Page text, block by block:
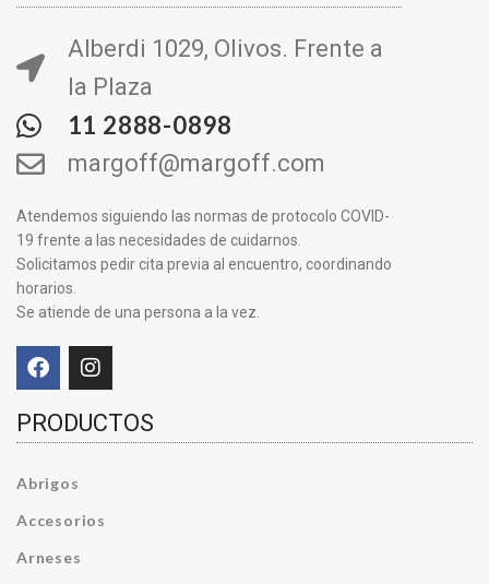
Alberdi 1029, Olivos. Frente a
la Plaza
11 2888-0898
margoff@margoff.com
Atendemos siguiendo las normas de protocolo COVID-
19 frente a las necesidades de cuidarnos.
Solicitamos pedir cita previa al encuentro, coordinando
horarios.
Se atiende de una persona a la vez.
PRODUCTOS
Abrigos
Accesorios
Arneses